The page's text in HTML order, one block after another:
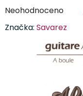
Průměrné
produktu
Neohodnoceno
Značka: Savarez